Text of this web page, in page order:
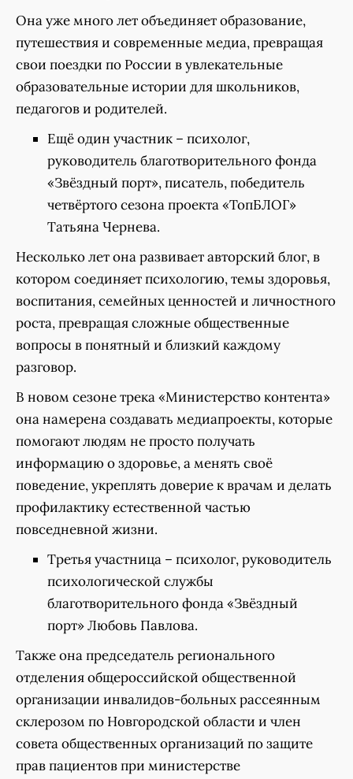
Она уже много лет объединяет образование,
путешествия и современные медиа, превращая
свои поездки по России в увлекательные
образовательные истории для школьников,
педагогов и родителей.
Ещё один участник – психолог,
руководитель благотворительного фонда
«Звёздный порт», писатель, победитель
четвёртого сезона проекта «ТопБЛОГ»
Татьяна Чернева.
Несколько лет она развивает авторский блог, в
котором соединяет психологию, темы здоровья,
воспитания, семейных ценностей и личностного
роста, превращая сложные общественные
вопросы в понятный и близкий каждому
разговор.
В новом сезоне трека «Министерство контента»
она намерена создавать медиапроекты, которые
помогают людям не просто получать
информацию о здоровье, а менять своё
поведение, укреплять доверие к врачам и делать
профилактику естественной частью
повседневной жизни.
Третья участница – психолог, руководитель
психологической службы
благотворительного фонда «Звёздный
порт» Любовь Павлова.
Также она председатель регионального
отделения общероссийской общественной
организации инвалидов-больных рассеянным
склерозом по Новгородской области и член
совета общественных организаций по защите
прав пациентов при министерстве